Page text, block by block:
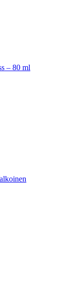
– 80 ml